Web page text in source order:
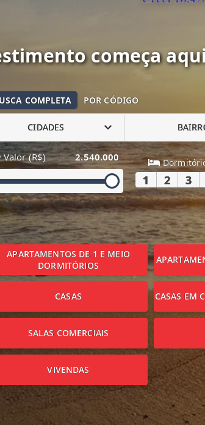
começa
COMPLETA POR CÓDIGO
CIDADES
Valor (R$) 2.540.000
1 2 3
APARTAMENTOS DE 1 E MEIO
DORMITÓRIOS
CASAS CASAS EM
SALAS COMERCIAIS
VIVENDAS